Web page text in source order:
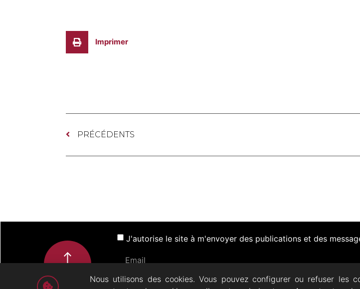
Imprimer
PRÉCÉDENTS
J'autorise le site à m'envoyer des publications et des
Nous utilisons des cookies. Vous pouvez configurer ou refuser les